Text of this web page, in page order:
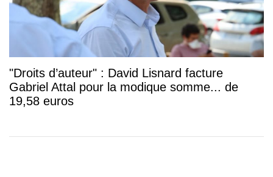
"Droits d’auteur" : David Lisnard facture
Gabriel Attal pour la modique somme... de
19,58 euros